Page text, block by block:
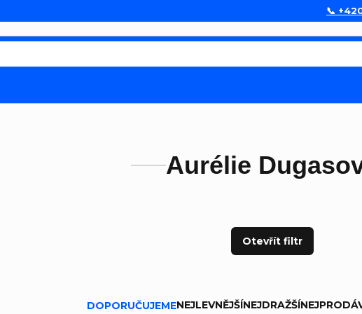
📞
Aurélie
Otevřít filtr
produktů
DOPORUČUJEMENEJLEVNĚJŠÍNEJDRAŽŠÍ